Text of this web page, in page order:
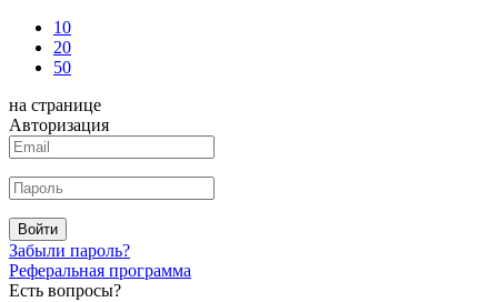
10
20
50
на странице
Авторизация
Войти
Забыли пароль?
Реферальная программа
Есть вопросы?